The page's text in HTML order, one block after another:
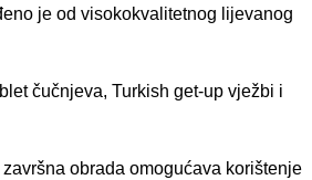
je od visokokvalitetnog lijevanog
čučnjeva, Turkish get-up vježbi i
obrada omogućava korištenje